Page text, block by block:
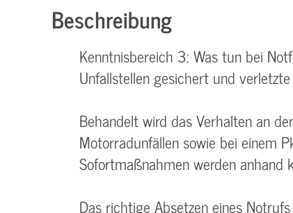
Beschreibung
Kenntnisbereich 3: Was tun bei
Unfallstellen gesichert und
Behandelt wird das Verhalten an
Motorradunfällen sowie bei einem
Sofortmaßnahmen werden
Das richtige Absetzen eines